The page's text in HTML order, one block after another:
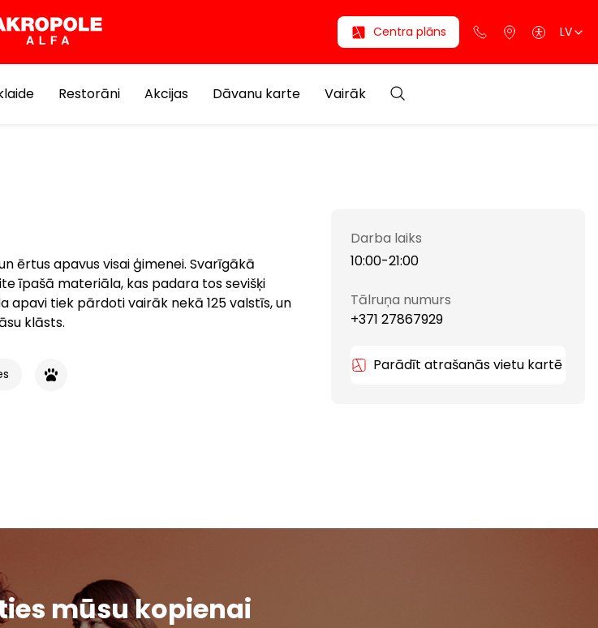
Centra plāns LV
Restorāni Akcijas Dāvanu karte Vairāk
ērtus apavus visai ģimenei. Svarīgākā
īpašā materiāla, kas padara tos sevišķi
apavi tiek pārdoti vairāk nekā 125 valstīs, un
klāsts.
Darba laiks
10:00-21:00
Tālruņa numurs
+371 27867929
Parādīt atrašanās vietu kartē
mūsu kopienai